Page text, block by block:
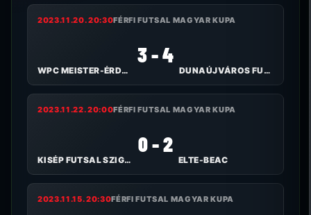
2023.11.20. 20:30FÉRFI FUTSAL MAGYAR KUPA
WPC MEISTER-ÉRD-SZISE
3 - 4
DUNAÚJVÁROS FUTSAL
2023.11.22. 20:00FÉRFI FUTSAL MAGYAR KUPA
KISÉP FUTSAL SZIGETSZENTMIKLÓS
0 - 2
ELTE-BEAC
2023.11.15. 20:30FÉRFI FUTSAL MAGYAR KUPA